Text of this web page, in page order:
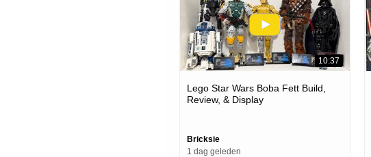
10:37
Lego Star Wars Boba Fett Build,
Review, & Display
Bricksie
1 dag geleden